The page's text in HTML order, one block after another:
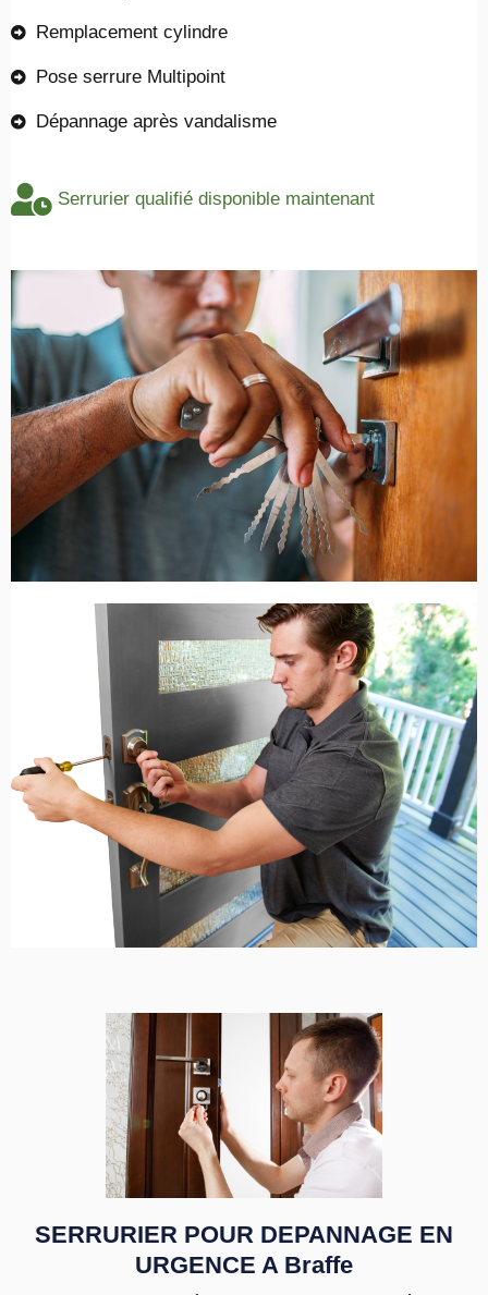
Remplacement cylindre
Pose serrure Multipoint
Dépannage après vandalisme
Serrurier qualifié disponible maintenant
SERRURIER POUR DEPANNAGE EN
URGENCE A Braffe